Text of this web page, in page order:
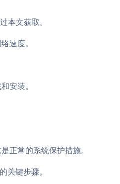
本文获取。
速度。
安装。
正常的系统保护措施。
关键步骤。